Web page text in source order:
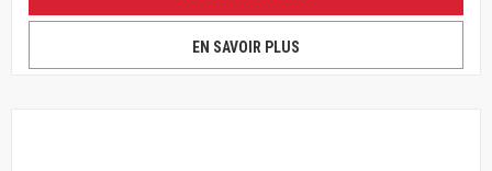
EN SAVOIR PLUS